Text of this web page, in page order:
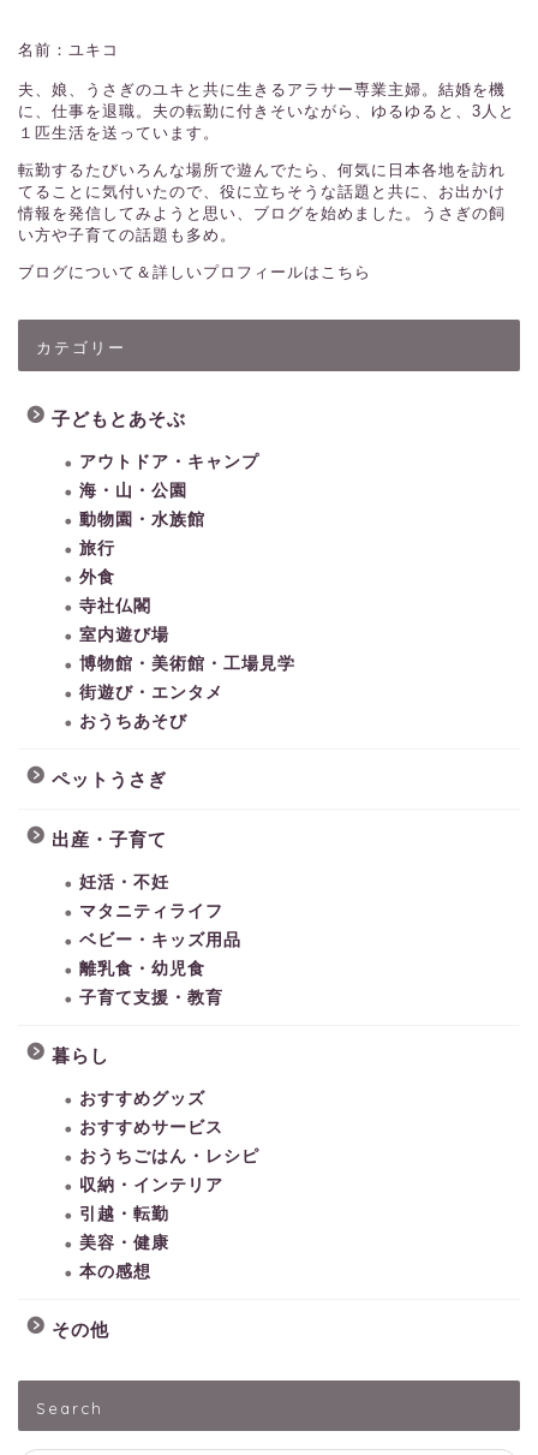
名前：ユキコ
夫、娘、うさぎのユキと共に生きるアラサー専業主婦。結婚を機
に、仕事を退職。夫の転勤に付きそいながら、ゆるゆると、3人と
１匹生活を送っています。
転勤するたびいろんな場所で遊んでたら、何気に日本各地を訪れ
てることに気付いたので、役に立ちそうな話題と共に、お出かけ
情報を発信してみようと思い、ブログを始めました。うさぎの飼
い方や子育ての話題も多め。
ブログについて＆詳しいプロフィールはこちら
カテゴリー
子どもとあそぶ
アウトドア・キャンプ
海・山・公園
動物園・水族館
旅行
外食
寺社仏閣
室内遊び場
博物館・美術館・工場見学
街遊び・エンタメ
おうちあそび
ペットうさぎ
出産・子育て
妊活・不妊
マタニティライフ
ベビー・キッズ用品
離乳食・幼児食
子育て支援・教育
暮らし
おすすめグッズ
おすすめサービス
おうちごはん・レシピ
収納・インテリア
引越・転勤
美容・健康
本の感想
その他
Search